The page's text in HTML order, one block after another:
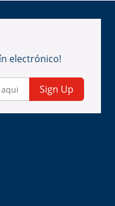
electrónico!
Sign Up